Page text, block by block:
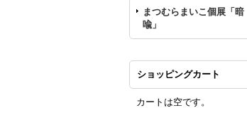
まつむらまいこ個展「暗
喩」
ショッピングカート
カートは空です。